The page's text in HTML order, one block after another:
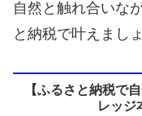
自然と触れ合いな
と納税で叶えましょ
【ふるさと納税で
レッジ